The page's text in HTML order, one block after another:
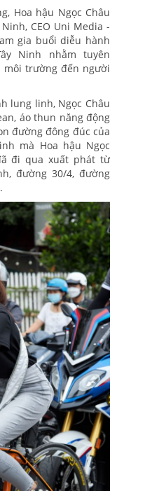
Hoa hậu Ngọc Châu
CEO Uni Media -
gia buổi diễu hành
Ninh nhằm tuyên
môi trường đến người
lung linh, Ngọc Châu
áo thun năng động
đường đông đúc của
mà Hoa hậu Ngọc
đi qua xuất phát từ
đường 30/4, đường